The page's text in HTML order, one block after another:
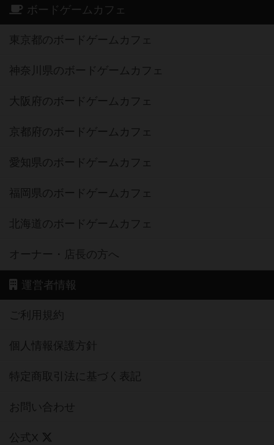
ボードゲームカフェ
東京都のボードゲームカフェ
神奈川県のボードゲームカフェ
大阪府のボードゲームカフェ
京都府のボードゲームカフェ
愛知県のボードゲームカフェ
福岡県のボードゲームカフェ
北海道のボードゲームカフェ
オーナー・店長の方へ
運営者情報
ご利用規約
個人情報保護方針
特定商取引法に基づく表記
お問い合わせ
公式X